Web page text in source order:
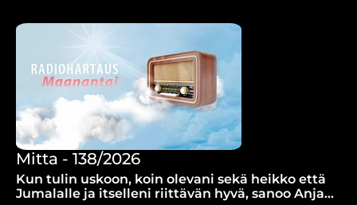
Mitta - 138/2026
Kun tulin uskoon, koin olevani sekä heikko että
Jumalalle ja itselleni riittävän hyvä, sanoo Anja